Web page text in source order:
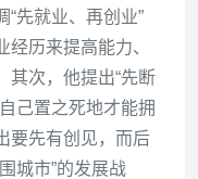
先就业、再创业”
历来提高能力、
其次，他提出“先断
己置之死地才能拥
要先有创见，而后
城市”的发展战